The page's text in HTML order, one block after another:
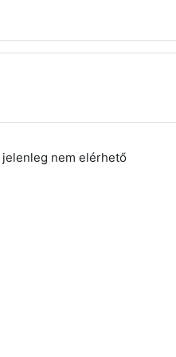
jelenleg nem elérhető